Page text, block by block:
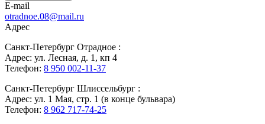
E-mail
otradnoe.08@mail.ru
Адрес
Санкт-Петербург Отрадное :
Адрес: ул. Лесная, д. 1, кп 4
Телефон: 8 950 002-11-37
Санкт-Петербург Шлиссельбург :
Адрес: ул. 1 Мая, стр. 1 (в конце бульвара)
Телефон: 8 962 717-74-25